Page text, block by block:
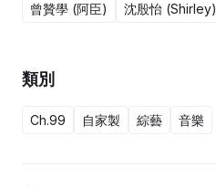
曾贊學 (阿臣) 沈殷怡 (Shirley)
類別
Ch.99 自家製 綜藝 音樂